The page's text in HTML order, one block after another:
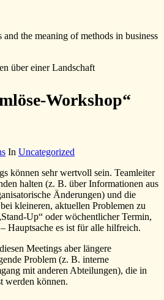
the meaning of methods in business
Workshop“
In Uncategorized
können sehr wertvoll sein. Teamleiter
halten (z. B. über Informationen aus
Änderungen) und die
kleineren, aktuellen Problemen zu
Up“ oder wöchentlicher Termin,
Hauptsache es ist für alle hilfreich.
Meetings aber längere
Problem (z. B. interne
mit anderen Abteilungen), die in
werden können.